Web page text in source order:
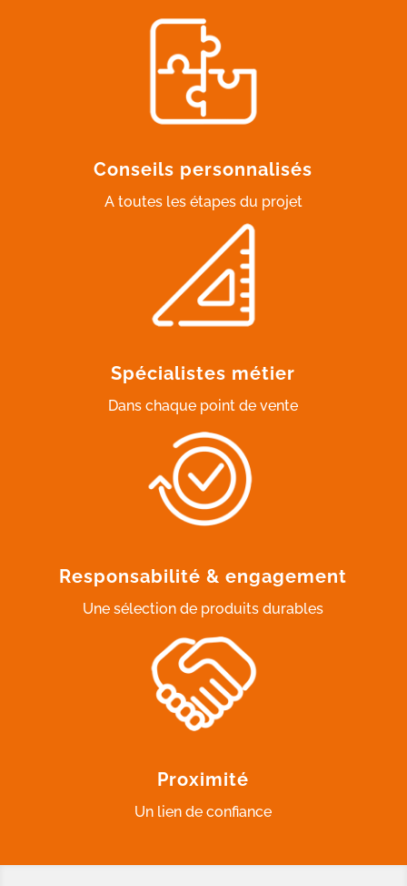
Conseils personnalisés
A toutes les étapes du projet
Spécialistes métier
Dans chaque point de vente
Responsabilité & engagement
Une sélection de produits durables
Proximité
Un lien de confiance